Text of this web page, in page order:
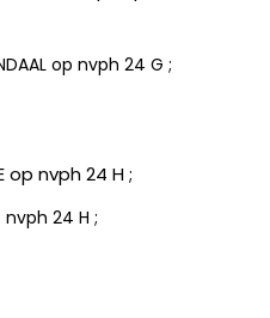
op nvph 24 G ;
24 H ;